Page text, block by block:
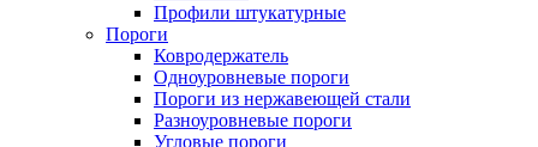
Профили штукатурные
Пороги
Ковродержатель
Одноуровневые пороги
Пороги из нержавеющей стали
Разноуровневые пороги
Угловые пороги